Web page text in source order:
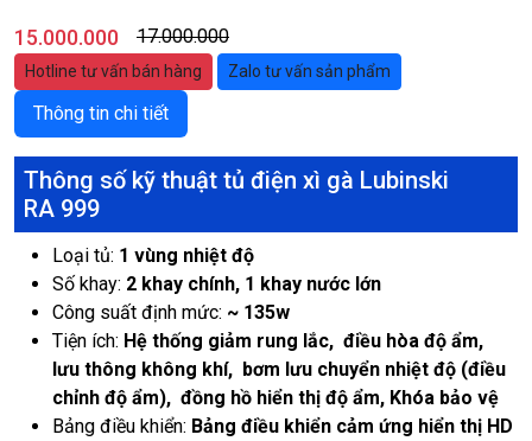
15.000.000 17.000.000
Hotline tư vấn bán hàng Zalo tư vấn sản phẩm
Thông tin chi tiết
Thông số kỹ thuật tủ điện xì gà Lubinski
RA 999
Loại tủ: 1 vùng nhiệt độ
Số khay: 2 khay chính, 1 khay nước lớn
Công suất định mức: ~ 135w
Tiện ích: Hệ thống giảm rung lắc, điều hòa độ ẩm,
lưu thông không khí, bơm lưu chuyển nhiệt độ (điều
chỉnh độ ẩm), đồng hồ hiển thị độ ẩm, Khóa bảo vệ
Bảng điều khiển: Bảng điều khiển cảm ứng hiển thị HD